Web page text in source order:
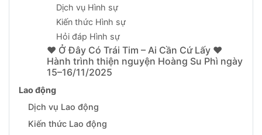
Dịch vụ Hình sự
Kiến thức Hình sự
Hỏi đáp Hình sự
❤️ Ở Đây Có Trái Tim – Ai Cần Cứ Lấy ❤️
Hành trình thiện nguyện Hoàng Su Phì ngày
15–16/11/2025
Lao động
Dịch vụ Lao động
Kiến thức Lao động